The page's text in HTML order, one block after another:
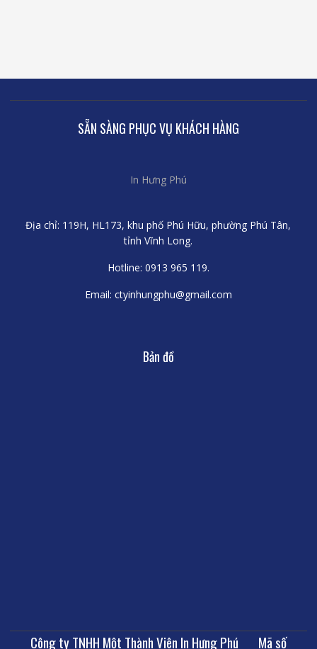
SẴN SÀNG PHỤC VỤ KHÁCH HÀNG
In Hưng Phú
Địa chỉ: 119H, HL173, khu phố Phú Hữu, phường Phú Tân,
tỉnh Vĩnh Long.
Hotline: 0913 965 119.
Email: ctyinhungphu@gmail.com
Bản đồ
Công ty TNHH Một Thành Viên In Hưng Phú Mã số